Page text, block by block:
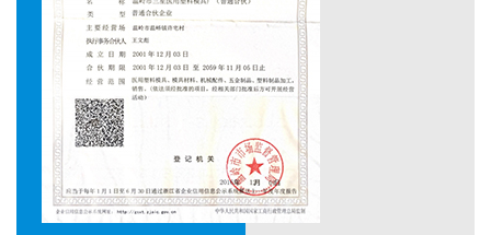
نستخدم UG و CAD و CAM و ProE في الممارسة العملية. لدينا
سلسلة من المعدات المطلوبة من التصميم والتصنيع والاختبار ،
وقمنا بتطوير عملية شاملة من تصميم النمذجة ثلاثية الأبعاد إلى
مركز المعالجة. لقد قامت قوالبنا بإمكانية تبادل كبيرة لإدخالات
Sanxing Mould مستعدة بصدق للتعاون مع العملاء والشركاء